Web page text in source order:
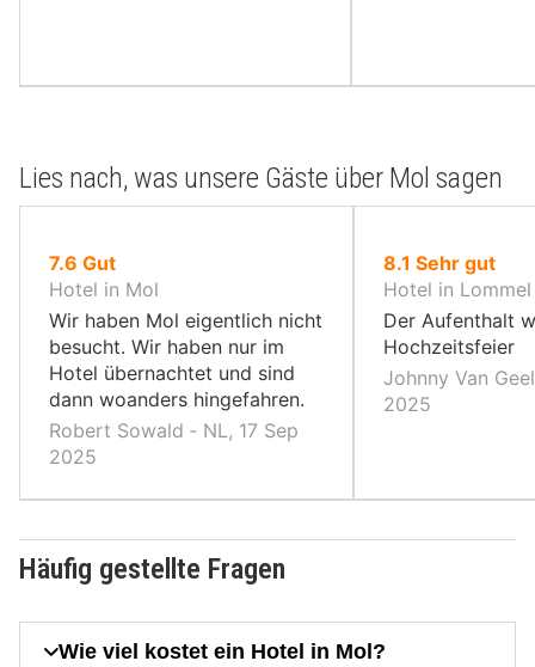
Lies nach, was unsere Gäste über Mol sagen
7.6 von
10,
Gut
Hotel in Mol
Wir haben Mol eigentlich nicht
besucht. Wir haben nur im
Hotel übernachtet und sind
dann woanders hingefahren.
Robert Sowald ‐ NL, 17 Sep
2025
8.1 von
10,
Sehr gut
Hotel in Lommel
Der Aufenthalt
Hochzeitsfeier
Johnny Van
2025
Häufig gestellte Fragen
Wie viel kostet ein Hotel in Mol?